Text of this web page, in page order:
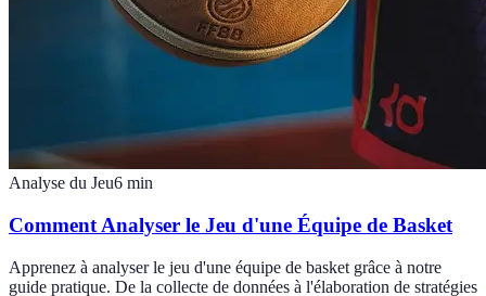
Analyse du Jeu6 min
Comment Analyser le Jeu d'une Équipe de Basket
Apprenez à analyser le jeu d'une équipe de basket grâce à notre
guide pratique. De la collecte de données à l'élaboration de stratégies